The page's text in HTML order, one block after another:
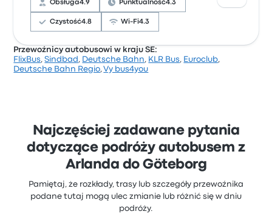
Obsługa4.9 Punktualność4.3
Czystość4.8 Wi-Fi4.3
Na podstawie 65 opinii firma otrzymała w Busbud
Przewoźnicy autobusowi w kraju SE:
FlixBus,Sindbad , Deutsche Bahn, KLR Bus, Euroclub,
Deutsche Bahn Regio,Vy bus4you
Najczęściej zadawane pytania
dotyczące podróży autobusem z
Arlanda do Göteborg
Pamiętaj, że rozkłady, trasy lub szczegóły przewoźnika
podane tutaj mogą ulec zmianie lub różnić się w dniu
podróży.